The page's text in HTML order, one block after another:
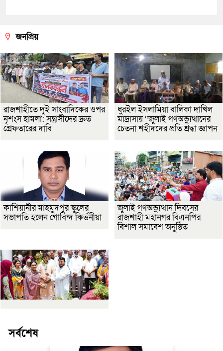
জনপ্রিয়
রাজশাহীতে দুই সাংবাদিকের ওপর
নৃশংস হামলা: সন্ত্রাসীদের দ্রুত
গ্রেফতারের দাবি
ধুরইল ইসলামিয়া বালিকা দাখিল
মাদ্রাসায় “জুলাই গণঅভ্যুত্থানের
চেতনা শহীদদের প্রতি শ্রদ্ধা জ্ঞাপন
কাশিয়ানীর মাহমুদপুর স্কুলের
সভাপতি হলেন গোবিন্দ কির্ত্তনীয়া
জুলাই গণঅভ্যুত্থান দিবসের
রাজশাহী মহানগর বিএনপির
বিশাল সমাবেশ অনুষ্ঠিত
সর্বশেষ